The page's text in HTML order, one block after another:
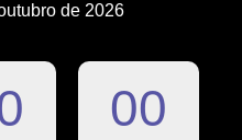
de 2026
00